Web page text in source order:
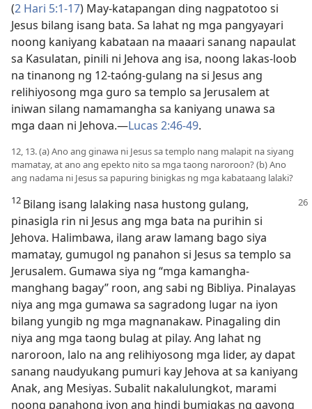
(2 Hari 5:1-17) May-katapangan ding nagpatotoo si
Jesus bilang isang bata. Sa lahat ng mga pangyayari
noong kaniyang kabataan na maaari sanang napaulat
sa Kasulatan, pinili ni Jehova ang isa, noong lakas-loob
na tinanong ng 12-taóng-gulang na si Jesus ang
relihiyosong mga guro sa templo sa Jerusalem at
iniwan silang namamangha sa kaniyang unawa sa
mga daan ni Jehova.​—Lucas 2:46-49.
12, 13. (a) Ano ang ginawa ni Jesus sa templo nang malapit na siyang
mamatay, at ano ang epekto nito sa mga taong naroroon? (b) Ano
ang nadama ni Jesus sa papuring binigkas ng mga kabataang lalaki?
12 Bilang isang lalaking nasa hustong gulang,
pinasigla rin ni Jesus ang mga bata na purihin si
Jehova. Halimbawa, ilang araw lamang bago siya
mamatay, gumugol ng panahon si Jesus sa templo sa
Jerusalem. Gumawa siya ng “mga kamangha-
manghang bagay” roon, ang sabi ng Bibliya. Pinalayas
niya ang mga gumawa sa sagradong lugar na iyon
bilang yungib ng mga magnanakaw. Pinagaling din
niya ang mga taong bulag at pilay. Ang lahat ng
naroroon, lalo na ang relihiyosong mga lider, ay dapat
sanang naudyukang pumuri kay Jehova at sa kaniyang
Anak, ang Mesiyas. Subalit nakalulungkot, marami
noong panahong iyon ang hindi bumigkas ng gayong